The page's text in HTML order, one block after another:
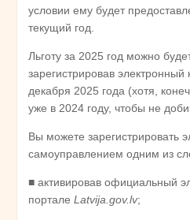
условии ему будет
текущий год.
Льготу за 2025 год можно
зарегистрировав электронный
декабря 2025 года (хотя,
уже в 2024 году, чтобы не
Вы можете зарегистрировать
самоуправлением одним из
■ активировав официальный
портале Latvija.gov.lv;